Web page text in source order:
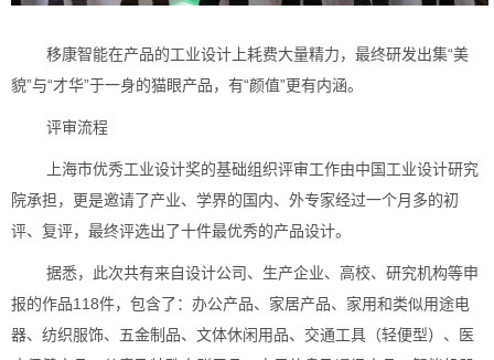
移康智能在产品的工业设计上耗费大量精力，最终研发出集“美
貌”与“才华”于一身的猫眼产品，有“颜值”更有内涵。
评审流程
上海市优秀工业设计奖的基础组织评审工作由中国工业设计研究
院承担，更是邀请了产业、学界的国内、外专家经过一个月多的初
评、复评，最终评选出了十件最优秀的产品设计。
据悉，此次共有来自设计公司、生产企业、高校、研究机构等申
报的作品118件，包含了：办公产品、家居产品、家用和类似用途电
器、纺织服饰、五金制品、文体休闲用品、交通工具（轻便型）、医